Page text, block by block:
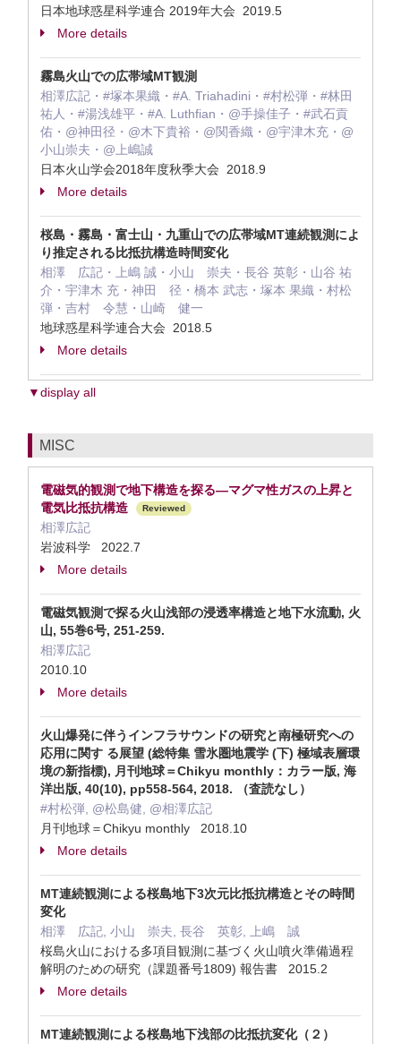
日本地球惑星科学連合 2019年大会 2019.5
More details
霧島火山での広帯域MT観測
相澤広記・#塚本果織・#A. Triahadini・#村松弾・#林田
祐人・#湯浅雄平・#A. Luthfian・@手操佳子・#武石貢
佑・@神田径・@木下貴裕・@関香織・@宇津木充・@
小山崇夫・@上嶋誠
日本火山学会2018年度秋季大会 2018.9
More details
桜島・霧島・富士山・九重山での広帯域MT連続観測によ
り推定される比抵抗構造時間変化
相澤 広記・上嶋 誠・小山 崇夫・長谷 英彰・山谷 祐
介・宇津木 充・神田 径・橋本 武志・塚本 果織・村松
弾・吉村 令慧・山崎 健一
地球惑星科学連合大会 2018.5
More details
▼display all
MISC
電磁気的観測で地下構造を探る―マグマ性ガスの上昇と
電気比抵抗構造
Reviewed
相澤広記
岩波科学 2022.7
More details
電磁気観測で探る火山浅部の浸透率構造と地下水流動, 火
山, 55巻6号, 251-259.
相澤広記
2010.10
More details
火山爆発に伴うインフラサウンドの研究と南極研究への
応用に関す る展望 (総特集 雪氷圏地震学 (下) 極域表層環
境の新指標), 月刊地球＝Chikyu monthly：カラー版, 海
洋出版, 40(10), pp558-564, 2018. （査読なし）
#村松弾, @松島健, @相澤広記
月刊地球＝Chikyu monthly 2018.10
More details
MT連続観測による桜島地下3次元比抵抗構造とその時間
変化
相澤 広記, 小山 崇夫, 長谷 英彰, 上嶋 誠
桜島火山における多項目観測に基づく火山噴火準備過程
解明のための研究（課題番号1809) 報告書 2015.2
More details
MT連続観測による桜島地下浅部の比抵抗変化（２）